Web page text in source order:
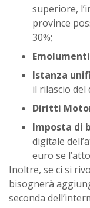
superiore,
province
30%;
Istanza
il rilascio del
Diritti
Imposta di
digitale
euro se
Inoltre, se ci si
bisognerà
seconda